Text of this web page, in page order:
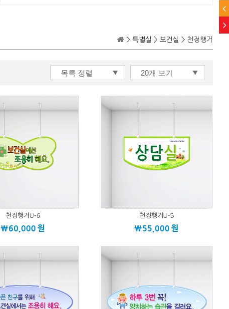
> 특별실 > 보건실 > 천정행거
천정행거U-6
\60,000원
천정행거U-5
\55,000원
<
>